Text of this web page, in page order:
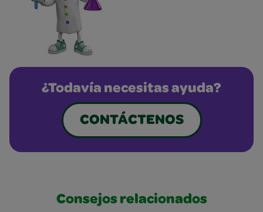
¿Todavía necesitas ayuda?
CONTÁCTENOS
Consejos relacionados